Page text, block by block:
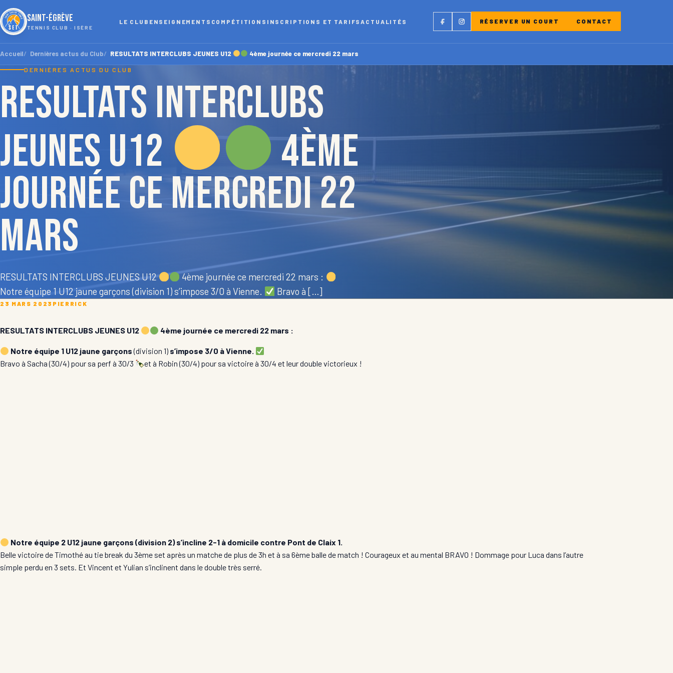
SAINT-ÉGRÈVE
TENNIS CLUB · ISÈRE
LE CLUB ENSEIGNEMENTS COMPÉTITIONS INSCRIPTIONS ET TARIFS ACTUALITÉS FacebookInstagramRÉSERVER UN COURT CONTACT
Accueil Dernières actus du Club RESULTATS INTERCLUBS JEUNES U12 4ème journée ce mercredi 22 mars
DERNIÈRES ACTUS DU CLUB
RESULTATS INTERCLUBS
JEUNES U12
4ème
journée ce mercredi 22
mars
RESULTATS INTERCLUBS JEUNES U12
4ème journée ce mercredi 22 mars :
Notre équipe 1 U12 jaune garçons (division 1) s’impose 3/0 à Vienne.
Bravo à […]
23 MARS 2023 PIERRICK
RESULTATS INTERCLUBS JEUNES U12 4ème journée ce mercredi 22 mars :
Notre équipe 1 U12 jaune garçons(division 1) s’impose 3/0 à Vienne.
Bravo à Sacha (30/4) pour sa perf à 30/3
et à Robin (30/4) pour sa victoire à 30/4 et leur double victorieux !
Notre équipe 2 U12 jaune garçons (division 2) s’incline 2-1 à domicile contre Pont de Claix 1.
Belle victoire de Timothé au tie break du 3ème set après un matche de plus de 3h et à sa 6ème balle de match ! Courageux et au mental BRAVO ! Dommage pour Luca dans l’autre
simple perdu en 3 sets. Et Vincent et Yulian s’inclinent dans le double très serré.